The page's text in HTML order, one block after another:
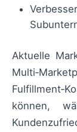
Aktuelle
können,